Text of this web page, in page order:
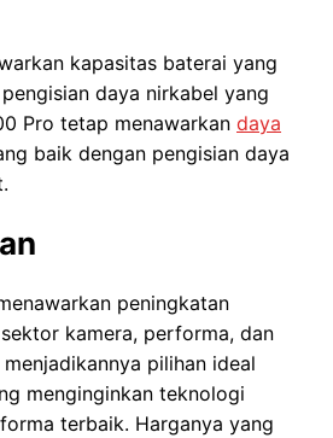
kapasitas baterai yang
daya nirkabel yang
Pro tetap menawarkan daya
baik dengan pengisian daya
peningkatan
kamera, performa, dan
pilihan ideal
menginginkan teknologi
terbaik. Harganya yang